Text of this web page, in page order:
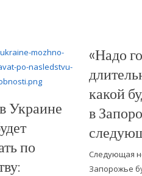
Украине
по
«Надо
какой
в
Следующая
Запорожье